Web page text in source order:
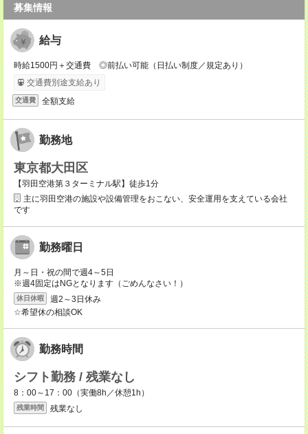
募集情報
給与
時給1500円＋交通費 ◎前払い可能（日払い制度／規定あり）
交通費別途支給あり
交通費 全額支給
勤務地
東京都大田区
【羽田空港第３ターミナル駅】徒歩1分
主に羽田空港の施設や設備管理をおこない、安全運用を支えている会社
です
勤務曜日
月～日・祝の間で週4～5日
※週4固定はNGとなります（ごめんなさい！）
休日休暇
週2～3日休み
☆希望休の相談OK
勤務時間
シフト勤務 / 残業なし
8：00～17：00（実働8h／休憩1h）
残業時間 残業なし